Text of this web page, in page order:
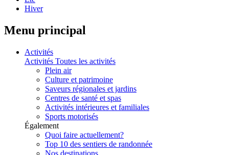
Hiver
Menu principal
Activités
Activités Toutes les activités
Plein air
Culture et patrimoine
Saveurs régionales et jardins
Centres de santé et spas
Activités intérieures et familiales
Sports motorisés
Également
Quoi faire actuellement?
Top 10 des sentiers de randonnée
Nos destinations